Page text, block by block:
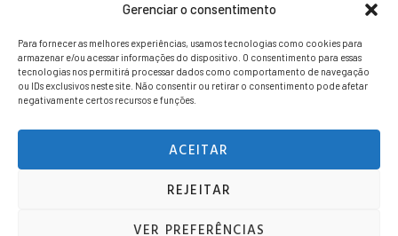
Gerenciar o consentimento
Para fornecer as melhores experiências, usamos tecnologias como cookies para
armazenar e/ou acessar informações do dispositivo. O consentimento para essas
tecnologias nos permitirá processar dados como comportamento de navegação
ou IDs exclusivos neste site. Não consentir ou retirar o consentimento pode afetar
negativamente certos recursos e funções.
ACEITAR
REJEITAR
VER PREFERÊNCIAS
ENVIAR
Viagem jovem copyright © 2024. Todos os direitos reservados.